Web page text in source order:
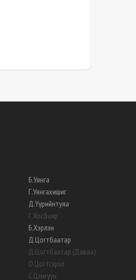
Б.Уянга
Г.Уянгахишиг
Д.Үүрийнтуяа
Г.Хосбаяр
Б.Хэрлэн
Д.Цогтбаатар
Д.Цогтбаатар (Даваа)
О.Цогтгэрэл
С.Цэнгүүн